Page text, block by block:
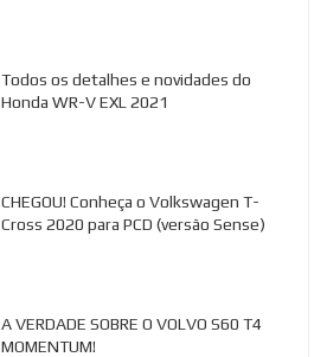
Todos os detalhes e novidades do
Honda WR-V EXL 2021
CHEGOU! Conheça o Volkswagen T-
Cross 2020 para PCD (versão Sense)
A VERDADE SOBRE O VOLVO S60 T4
MOMENTUM!